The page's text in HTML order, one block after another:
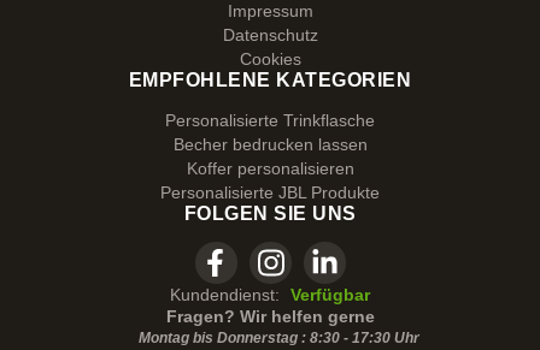
Impressum
Datenschutz
Cookies
EMPFOHLENE KATEGORIEN
Personalisierte Trinkflasche
Becher bedrucken lassen
Koffer personalisieren
Personalisierte JBL Produkte
FOLGEN SIE UNS
Kundendienst:
Verfügbar
Fragen? Wir helfen gerne
Montag bis Donnerstag : 8:30 - 17:30 Uhr